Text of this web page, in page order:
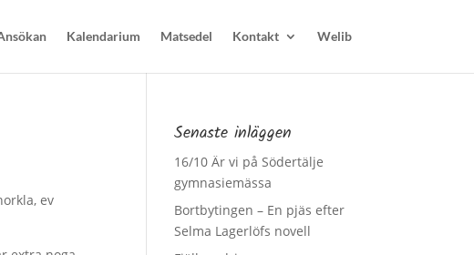
Kalendarium Matsedel Kontakt Welib
ev
Senaste inläggen
16/10 Är vi på Södertälje
gymnasiemässa
Bortbytingen – En pjäs efter
Selma Lagerlöfs novell